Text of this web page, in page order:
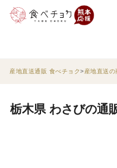
産地直送通販 食べチョク 産地直送の
栃木県 わさびの通